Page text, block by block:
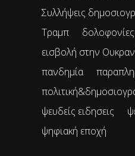
Συλλήψεις
Τραμπ
εισβολή στην
πανδημία
ψευδείς ειδησεις
ψηφιακή εποχή